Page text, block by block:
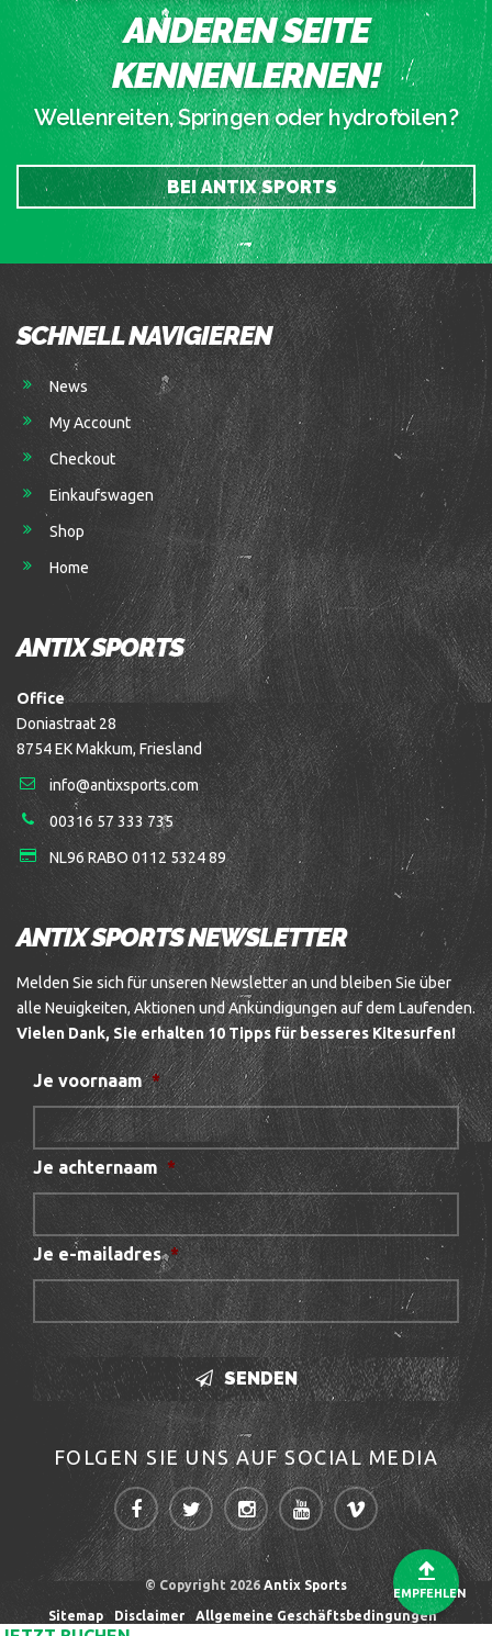
ANDEREN SEITE
KENNENLERNEN!
Wellenreiten, Springen oder hydrofoilen?
BEI ANTIX SPORTS
SCHNELL NAVIGIEREN
News
My Account
Checkout
Einkaufswagen
Shop
Home
ANTIX SPORTS
Office
Doniastraat 28
8754 EK Makkum, Friesland
info@antixsports.com
00316 57 333 735
NL96 RABO 0112 5324 89
ANTIX SPORTS NEWSLETTER
Melden Sie sich für unseren Newsletter an und bleiben Sie über
alle Neuigkeiten, Aktionen und Ankündigungen auf dem Laufenden.
Vielen Dank, Sie erhalten 10 Tipps für besseres Kitesurfen!
Je voornaam *
Je achternaam *
Je e-mailadres *
SENDEN
FOLGEN SIE UNS AUF SOCIAL MEDIA
© Copyright 2026 Antix Sports
Sitemap Disclaimer Allgemeine Geschäftsbedingungen
EMPFEHLEN